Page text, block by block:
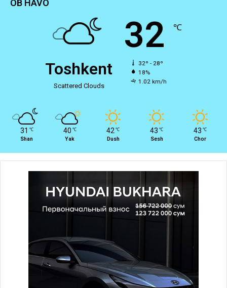
OB HAVO
Toshkent
Scattered Clouds
32 ℃
32º - 28º
18%
1.02 km/h
31 ℃
Shan
40 ℃
Yak
42 ℃
Dush
43 ℃
Sesh
43 ℃
Chor